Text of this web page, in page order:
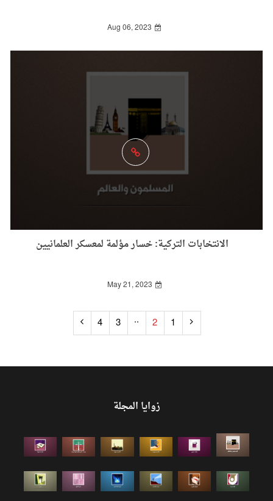
Aug 06, 2023
الانتخابات التركية: خسار مؤلمة لمعسكر العلمانيين
May 21, 2023
1
2
..
3
4
زوايا المجلة